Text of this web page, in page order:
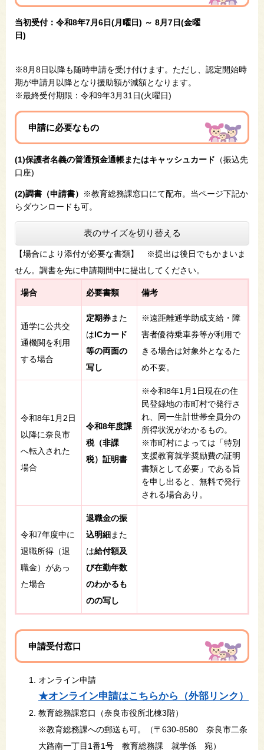
当初受付：令和8年7月6日(月曜日) ～ 8月7日(金曜
日)
※8月8日以降も随時申請を受け付けます。ただし、認定開始時
期が申請月以降となり援助額が減額となります。
※最終受付期限：令和9年3月31日(火曜日)
申請に必要なもの
(1)保護者名義の普通預金通帳またはキャッシュカード （振込先
口座)
(2)調書（申請書）
※教育総務課窓口にて配布。当ページ下記か
らダウンロードも可。
表のサイズを切り替える
【場合により添付が必要な書類】 ※提出は後日でもかまいま
せん。調書を先に申請期間中に提出してください。
場合 必要書類 備考
通学に公共交
通機関を利用
する場合
定期券また
はICカード
等の両面の
写し
※遠距離通学助成支給・障
害者優待乗車券等が利用で
きる場合は対象外となるた
め不要。
令和8年1月2日
以降に奈良市
へ転入された
場合
令和8年度課
税（非課
税）証明書
※令和8年1月1日現在の住
民登録地の市町村で発行さ
れ、同一生計世帯全員分の
所得状況がわかるもの。
※市町村によっては「特別
支援教育就学奨励費の証明
書類として必要」である旨
を申し出ると、無料で発行
される場合あり。
令和7年度中に
退職所得（退
職金）があっ
た場合
退職金の振
込明細また
は給付額及
び在勤年数
のわかるも
のの写し
申請受付窓口
オンライン申請
★オンライン申請はこちらから（外部リンク）
教育総務課窓口（奈良市役所北棟3階）
※教育総務課への郵送も可。（〒630-8580 奈良市二条
大路南一丁目1番1号 教育総務課 就学係 宛）